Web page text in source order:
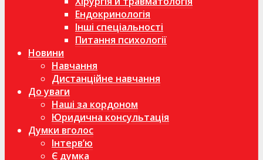
Ендокринологія
Інші спеціальності
Питання психології
Новини
Навчання
Дистанційне навчання
До уваги
Наші за кордоном
Юридична консультація
Думки вголос
Інтерв’ю
Є думка